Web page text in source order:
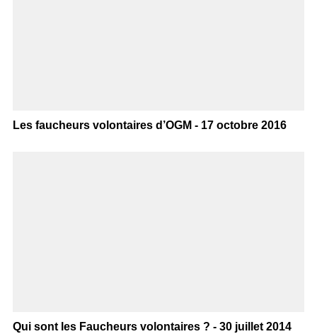
Les faucheurs volontaires d’OGM - 17 octobre 2016
Qui sont les Faucheurs volontaires ? - 30 juillet 2014